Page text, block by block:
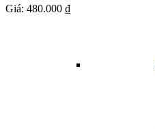
Giá: 480.000 ₫